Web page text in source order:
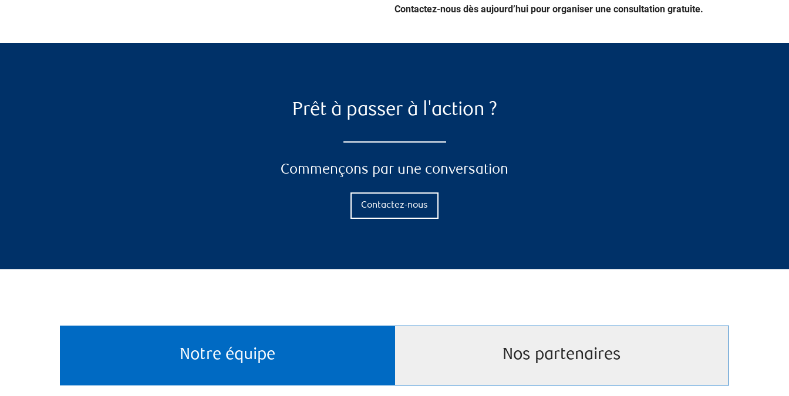
Contactez-nous dès aujourd’hui pour organiser une consultation gratuite.
Prêt à passer à l'action ?
Commençons par une conversation
Contactez-nous
Notre équipe Nos partenaires